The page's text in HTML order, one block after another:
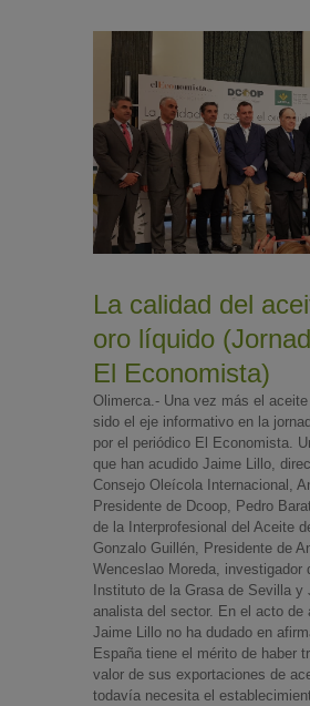
La calidad del
oro líquido
El Economista)
Olimerca.- Una vez más el
sido el eje informativo en la
por el periódico El Economista.
que han acudido Jaime Lillo,
Consejo Oleícola Internacional,
Presidente de Dcoop, Pedro
de la Interprofesional del Aceite
Gonzalo Guillén, Presidente de
Wenceslao Moreda, investigador
Instituto de la Grasa de Sevilla y
analista del sector. En el acto de
Jaime Lillo no ha dudado en
España tiene el mérito de haber
valor de sus exportaciones de
todavía necesita el